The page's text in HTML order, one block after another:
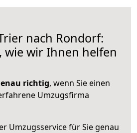
nach Rondorf:
wie wir Ihnen helfen
richtig, wenn Sie einen
Umzugsfirma
Umzugsservice für Sie genau